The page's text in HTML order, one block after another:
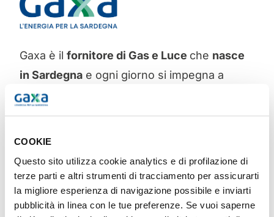
COOKIE
Questo sito utilizza cookie analytics e di profilazione di
terze parti e altri strumenti di tracciamento per assicurarti
la migliore esperienza di navigazione possibile e inviarti
pubblicità in linea con le tue preferenze. Se vuoi saperne
Gaxa è il fornitore di Gas e Luce che nasce
in Sardegnae ogni giorno si impegna a
offrirti un servizio
con un minor impatto ambientaleper essere